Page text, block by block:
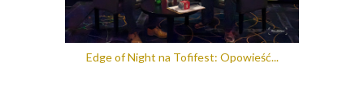
Edge of Night na Tofifest: Opowieść...